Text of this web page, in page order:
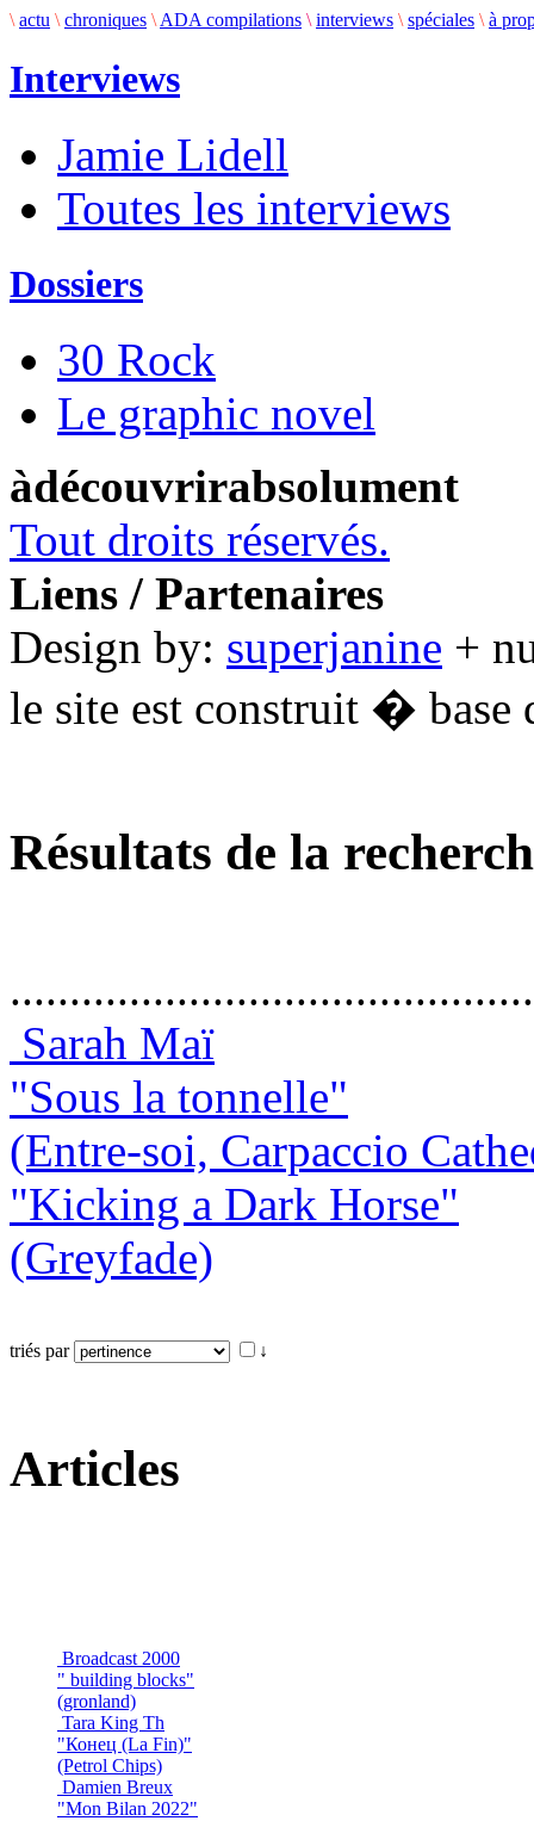
\ actu \ chroniques \ ADA compilations \ interviews \ spéciales \ à
Interviews
Jamie Lidell
Toutes les interviews
Dossiers
30 Rock
Le graphic novel
àdécouvrirabsolument
Tout droits réservés.
Liens / Partenaires
Design by: superjanine +
le site est construit � base
Résultats de la
Sarah Maï
"Sous la tonnelle"
(Entre-soi, Carpaccio
"Kicking a Dark Horse"
(Greyfade)
triés par ↓
Articles
Broadcast 2000
" building blocks"
(gronland)
Tara King Th
"Конец (La Fin)"
(Petrol Chips)
Damien Breux
"Mon Bilan 2022"